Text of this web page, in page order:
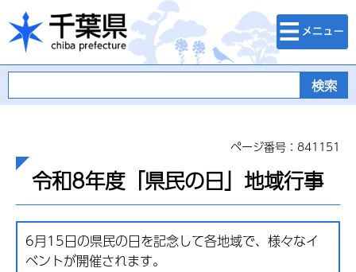
千葉県
検索・メニュ
ー
ページ番号：841151
令和8年度「県民の日」地域行事
6月15日の県民の日を記念して各地域で、様々なイ
ベントが開催されます。